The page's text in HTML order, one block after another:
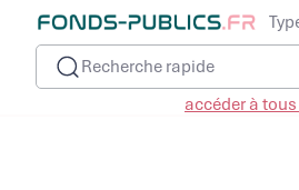
Recherche rapide
accéder à